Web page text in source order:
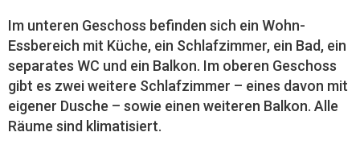
Im unteren Geschoss befinden sich ein Wohn-
Essbereich mit Küche, ein Schlafzimmer, ein Bad, ein
separates WC und ein Balkon. Im oberen Geschoss
gibt es zwei weitere Schlafzimmer – eines davon mit
eigener Dusche – sowie einen weiteren Balkon. Alle
Räume sind klimatisiert.